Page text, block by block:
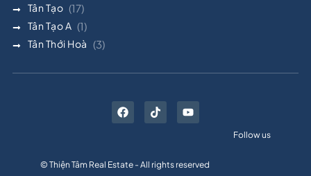
Tân Tạo (17)
Tân Tạo A (1)
Tân Thới Hoà (3)
© Thiện Tâm Real Estate - All rights reserved
Follow us